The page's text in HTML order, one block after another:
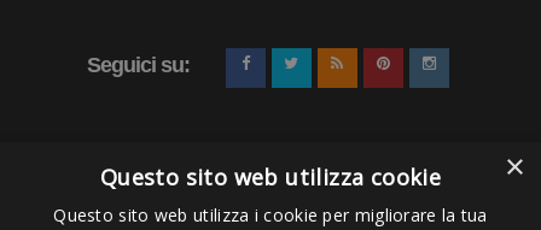
Seguici su:
×
Questo sito web utilizza cookie
Questo sito web utilizza i cookie per migliorare la tua